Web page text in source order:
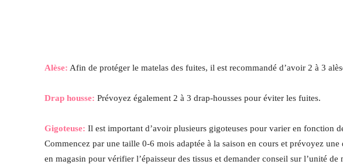
Alèse: Afin de protéger le matelas des fuites, il est recommandé d’avoir 2 à 3
Drap housse: Prévoyez également 2 à 3 drap-housses pour éviter les fuites.
Gigoteuse: Il est important d’avoir plusieurs gigoteuses pour varier en fonction
Commencez par une taille 0-6 mois adaptée à la saison en cours et prévoyez
en magasin pour vérifier l’épaisseur des tissus et demander conseil sur l’unité